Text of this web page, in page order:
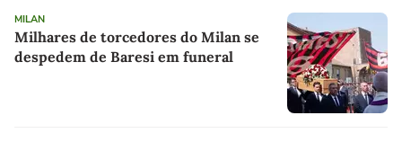
MILAN
Milhares de torcedores do Milan se
despedem de Baresi em funeral